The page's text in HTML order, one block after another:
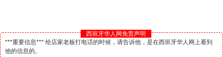
西班牙华人网免责声明
***重要信息*** 给店家老板打电话的时候，请告诉他，是在西班牙华人网上看到
他的信息的。